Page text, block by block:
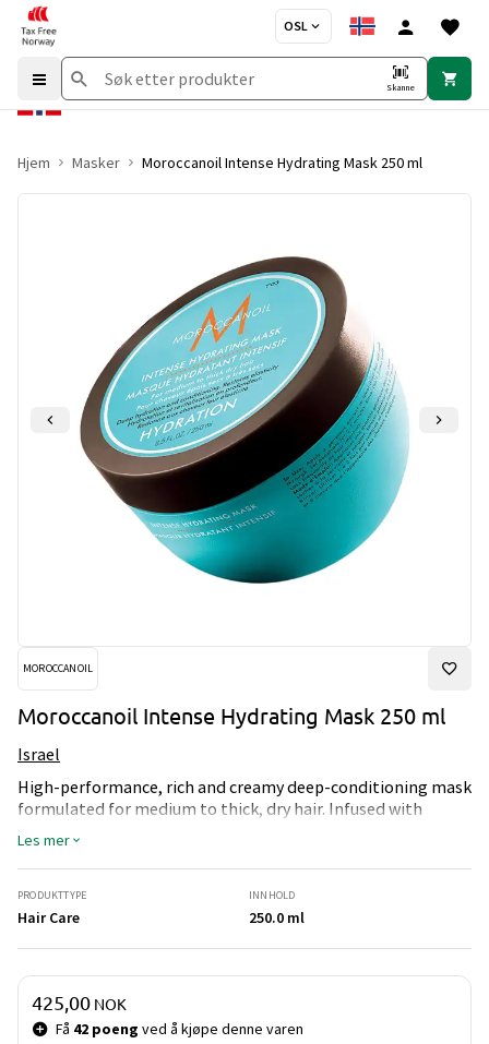
OSL
Skanne
Hjem Masker Moroccanoil Intense Hydrating Mask 250 ml
MOROCCANOIL
Moroccanoil Intense Hydrating Mask 250 ml
Israel
High-performance, rich and creamy deep-conditioning mask
formulated for medium to thick, dry hair. Infused with
antioxidant-rich argan oil and nourishing ingredients.
Hydrates and conditions while dramatically improving hair's
texture, elasticity, shine and manageability.
Les mer
PRODUKTTYPE
Hair Care
INNHOLD
250.0 ml
Pris og mengde
Få 42 poeng ved å kjøpe denne varen
425,00 NOK